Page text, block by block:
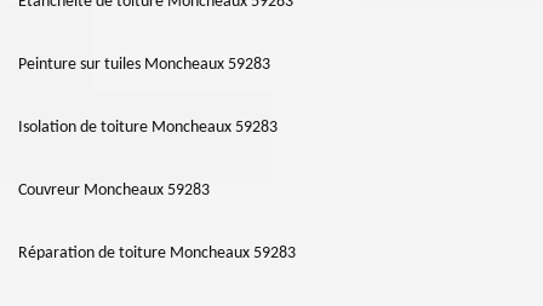
Peinture sur tuiles Moncheaux 59283
Isolation de toiture Moncheaux 59283
Couvreur Moncheaux 59283
Réparation de toiture Moncheaux 59283